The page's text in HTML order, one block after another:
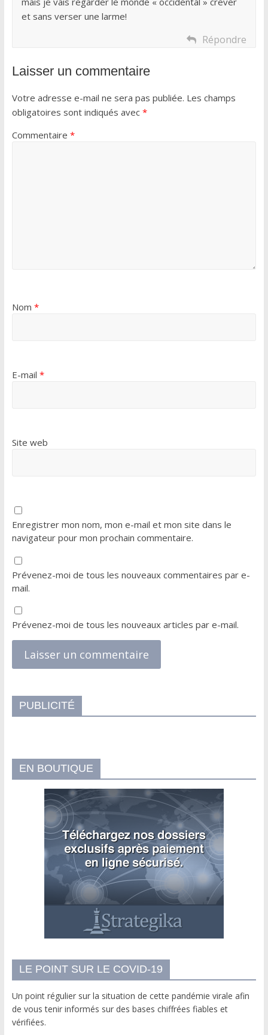
et sans verser une larme!
Répondre
Laisser un commentaire
Votre adresse e-mail ne sera pas publiée. Les champs
obligatoires sont indiqués avec *
Commentaire *
Nom *
E-mail *
Site web
Enregistrer mon nom, mon e-mail et mon site dans le
navigateur pour mon prochain commentaire.
Prévenez-moi de tous les nouveaux commentaires par e-
mail.
Prévenez-moi de tous les nouveaux articles par e-mail.
PUBLICITÉ
EN BOUTIQUE
LE POINT SUR LE COVID-19
Un point régulier sur la situation de cette pandémie virale afin
de vous tenir informés sur des bases chiffrées fiables et
vérifiées.